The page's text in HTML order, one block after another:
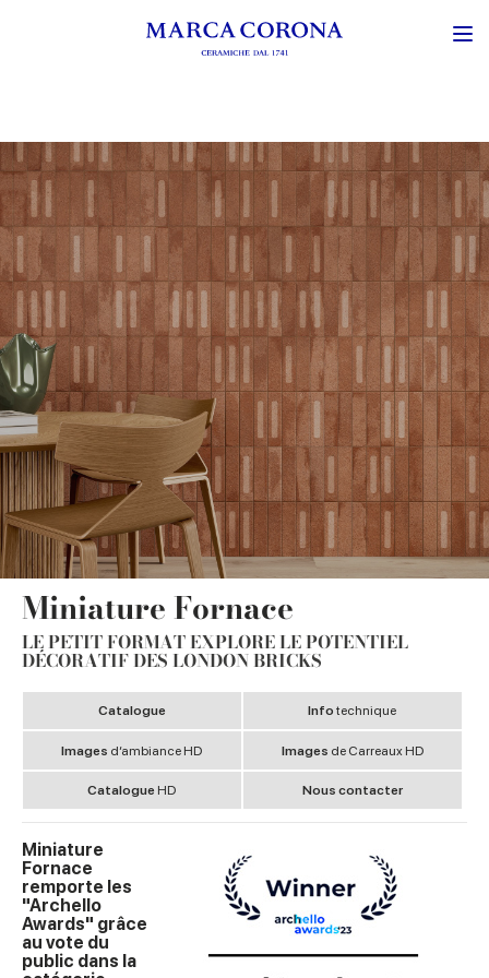
Miniature Fornace
LE PETIT FORMAT EXPLORE LE POTENTIEL
DÉCORATIF DES LONDON BRICKS
Catalogue Infotechnique
Images d’ambiance HD Images de Carreaux HD
Catalogue HD Nous contacter
Miniature
Fornace
remporte les
"Archello
Awards" grâce
au vote du
public dans la